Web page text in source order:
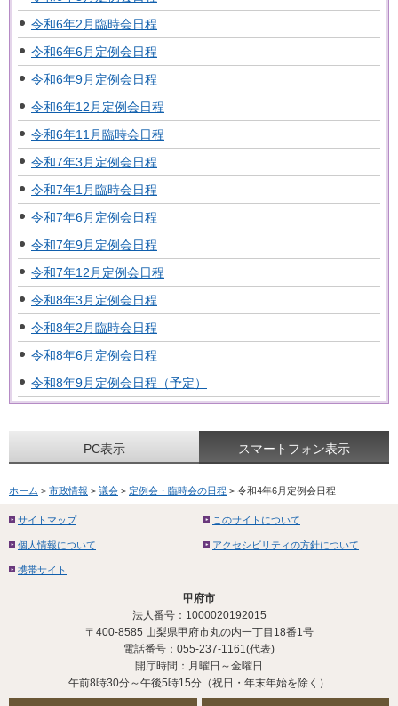
令和6年2月臨時会日程
令和6年6月定例会日程
令和6年9月定例会日程
令和6年12月定例会日程
令和6年11月臨時会日程
令和7年3月定例会日程
令和7年1月臨時会日程
令和7年6月定例会日程
令和7年9月定例会日程
令和7年12月定例会日程
令和8年3月定例会日程
令和8年2月臨時会日程
令和8年6月定例会日程
令和8年9月定例会日程（予定）
PC表示 スマートフォン表示
ホーム > 市政情報 > 議会 > 定例会・臨時会の日程 > 令和4年6月定例会日程
サイトマップ このサイトについて
個人情報について アクセシビリティの方針について
携帯サイト
甲府市
法人番号：1000020192015
〒400-8585 山梨県甲府市丸の内一丁目18番1号
電話番号：055-237-1161(代表)
開庁時間：月曜日～金曜日
午前8時30分～午後5時15分（祝日・年末年始を除く）